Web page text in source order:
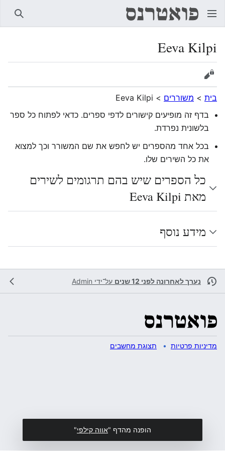
Eeva Kilpi
הצגת מקור
בית > משוררים >
Eeva Kilpi
בדף זה מופיעים קישורים לדפי ספרים. כדאי לפתוח כל ספר
בלשונית נפרדת.
בכל אחד מהספרים יש לחפש את שם המשורר וכך למצוא
את כל השירים שלו.
כל הספרים שיש בהם תרגומים לשירים
מאת Eeva Kilpi
מידע נוסף
נערך לאחרונה לפני 12 שנים על־ידי Admin
מדיניות פרטיות תצוגת מחשבים
הופנה מהדף "אווה קילפי"